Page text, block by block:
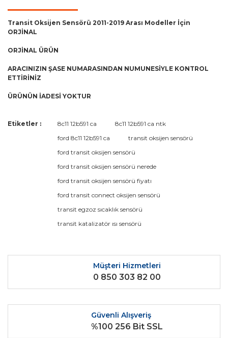
Transit Oksijen Sensörü 2011-2019 Arası Modeller İçin
ORJİNAL
ORJİNAL ÜRÜN
ARACINIZIN ŞASE NUMARASINDAN NUMUNESİYLE KONTROL
ETTİRİNİZ
ÜRÜNÜN İADESİ YOKTUR
Bu ürüne ilk yorumu siz yapın!
Yorum Yaz
Bu ürünün fiyat bilgisi, resim, ürün açıklamalarında ve diğer
kullanarak tarafımıza iletebilirsiniz.
Görüş ve önerileriniz için teşekkür ederiz.
Etiketler : 8c11 12b591 ca
8c11 12b591 ca ntk
ford 8c11 12b591 ca
transit oksijen sensörü
ford transit oksijen sensörü
ford transit oksijen sensörü nerede
ford transit oksijen sensörü fiyatı
ford transit connect oksijen sensörü
transit egzoz sıcaklık sensörü
transit katalizatör ısı sensörü
Müşteri Hizmetleri
0 850 303 82 00
Güvenli Alışveriş
%100 256 Bit SSL